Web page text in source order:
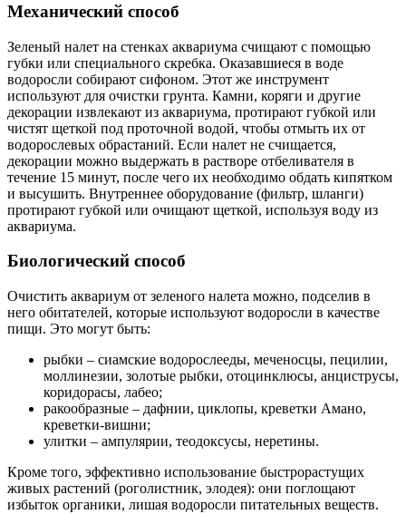
Механический способ
Зеленый налет на стенках аквариума счищают с помощью
губки или специального скребка. Оказавшиеся в воде
водоросли собирают сифоном. Этот же инструмент
используют для очистки грунта. Камни, коряги и другие
декорации извлекают из аквариума, протирают губкой или
чистят щеткой под проточной водой, чтобы отмыть их от
водорослевых обрастаний. Если налет не счищается,
декорации можно выдержать в растворе отбеливателя в
течение 15 минут, после чего их необходимо обдать кипятком
и высушить. Внутреннее оборудование (фильтр, шланги)
протирают губкой или очищают щеткой, используя воду из
аквариума.
Биологический способ
Очистить аквариум от зеленого налета можно, подселив в
него обитателей, которые используют водоросли в качестве
пищи. Это могут быть:
рыбки – сиамские водорослееды, меченосцы, пецилии,
моллинезии, золотые рыбки, отоцинклюсы, анциструсы,
коридорасы, лабео;
ракообразные – дафнии, циклопы, креветки Амано,
креветки-вишни;
улитки – ампулярии, теодоксусы, неретины.
Кроме того, эффективно использование быстрорастущих
живых растений (роголистник, элодея): они поглощают
избыток органики, лишая водоросли питательных веществ.